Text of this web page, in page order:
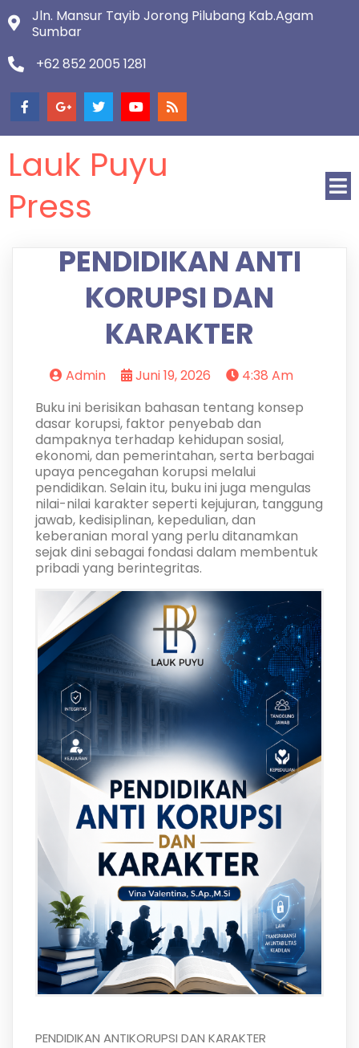
Jln. Mansur Tayib Jorong Pilubang Kab.Agam
Sumbar
+62 852 2005 1281
Lauk Puyu
Press
PENDIDIKAN ANTI
KORUPSI DAN
KARAKTER
Admin Juni 19, 2026
4:38 Am
Buku ini berisikan bahasan tentang konsep
dasar korupsi, faktor penyebab dan
dampaknya terhadap kehidupan sosial,
ekonomi, dan pemerintahan, serta berbagai
upaya pencegahan korupsi melalui
pendidikan. Selain itu, buku ini juga mengulas
nilai-nilai karakter seperti kejujuran, tanggung
jawab, kedisiplinan, kepedulian, dan
keberanian moral yang perlu ditanamkan
sejak dini sebagai fondasi dalam membentuk
pribadi yang berintegritas.
PENDIDIKAN ANTIKORUPSI DAN KARAKTER